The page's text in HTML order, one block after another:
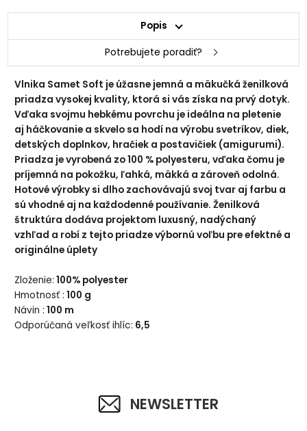
251 256 svetlá tehlová
233detská ružová 234 svetlá ružová
235 ružová
Popis
Potrebujete poradiť?
Vlnika Samet Soft je úžasne jemná a mäkučká ženilková
priadza vysokej kvality, ktorá si vás získa na prvý dotyk.
Vďaka svojmu hebkému povrchu je ideálna na pletenie
aj háčkovanie a skvelo sa hodí na výrobu svetríkov, diek,
detských doplnkov, hračiek a postavičiek (amigurumi).
Priadza je vyrobená zo 100 % polyesteru, vďaka čomu je
príjemná na pokožku, ľahká, mäkká a zároveň odolná.
Hotové výrobky si dlho zachovávajú svoj tvar aj farbu a
sú vhodné aj na každodenné používanie. Ženilková
štruktúra dodáva projektom luxusný, nadýchaný
vzhľad a robí z tejto priadze výbornú voľbu pre efektné a
originálne úplety
Zloženie: 100% polyester
Hmotnosť : 100 g
Návin : 100 m
Odporúčaná veľkosť ihlíc: 6,5
NEWSLETTER